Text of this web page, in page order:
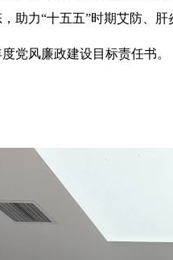
助力“十五五”时期艾防、肝
党风廉政建设目标责任书。